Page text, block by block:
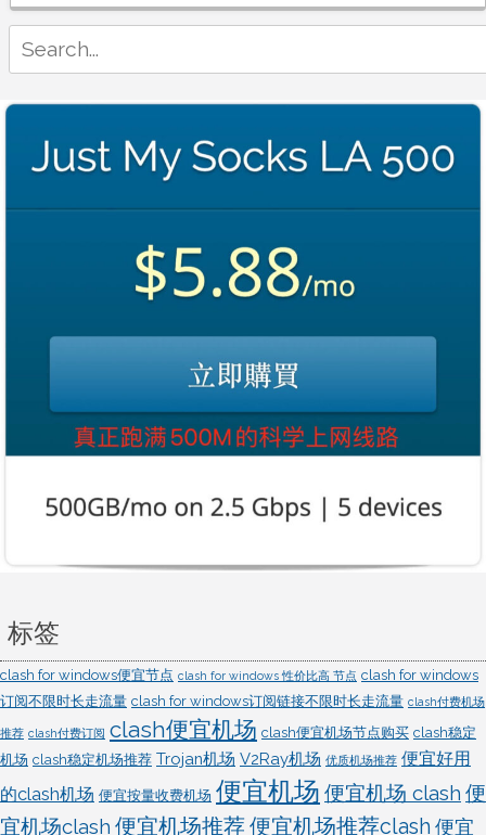
保
姆
一
安
装、
反
配
for:
标签
clash for windows便宜节点 clash for windows 性价比高 节点 clash for windows
订阅不限时长走流量 clash for windows订阅链接不限时长走流量 clash付费机场
推荐 clash付费订阅 clash便宜机场 clash便宜机场节点购买 clash稳定
机场 clash稳定机场推荐 Trojan机场 V2Ray机场 优质机场推荐 便宜好用
的clash机场 便宜按量收费机场 便宜机场 便宜机场 clash 便
宜机场clash 便宜机场推荐便宜机场推荐clash 便宜